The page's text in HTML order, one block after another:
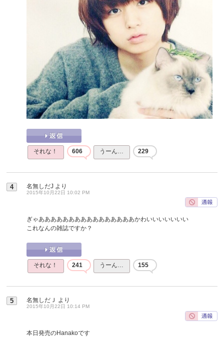
それな！ 606 うーん… 229
4 名無しだJ より
2015年10月22日 10:02 PM
ぎゃああああああああああああああああかわいいいいいいい
これなんの雑誌ですか？
それな！ 241 うーん… 155
5 名無しだＪ より
2015年10月22日 10:14 PM
本日発売のHanakoです